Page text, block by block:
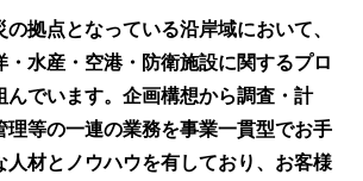
交通部､国土･海洋部､企画部］
拠点となっている沿岸域において、
・水産・空港・防衛施設に関するプロ
んでいます。企画構想から調査・計
理等の一連の業務を事業一貫型でお手
材とノウハウを有しており、 お客様